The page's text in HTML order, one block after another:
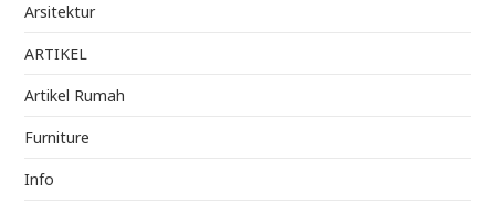
Arsitektur
ARTIKEL
Artikel Rumah
Furniture
Info